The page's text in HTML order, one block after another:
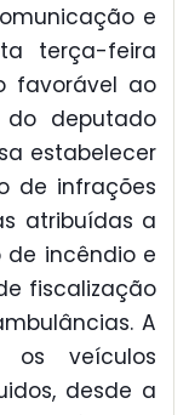
e
terça-feira
favorável ao
do deputado
estabelecer
de infrações
atribuídas a
de incêndio e
fiscalização
A
os veículos
desde a